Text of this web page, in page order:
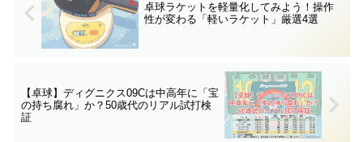
卓球ラケットを軽量化してみよう！操作
性が変わる「軽いラケット」厳選4選
【卓球】ディグニクス09Cは中高年に「宝
の持ち腐れ」か？50歳代のリアル試打検
証